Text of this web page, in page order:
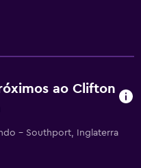
ao Clifton
- Southport, Inglaterra